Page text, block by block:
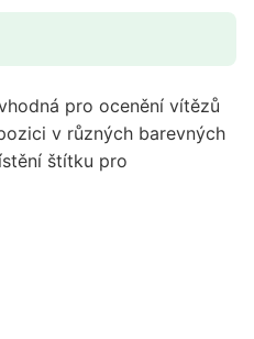
pro ocenění vítězů
v různých barevných
štítku pro